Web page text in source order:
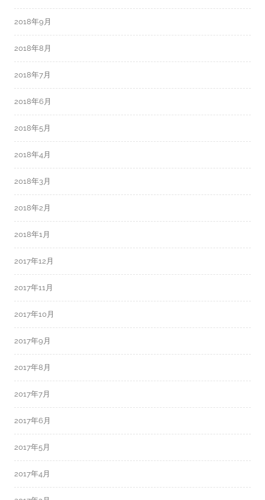
2018年9月
2018年8月
2018年7月
2018年6月
2018年5月
2018年4月
2018年3月
2018年2月
2018年1月
2017年12月
2017年11月
2017年10月
2017年9月
2017年8月
2017年7月
2017年6月
2017年5月
2017年4月